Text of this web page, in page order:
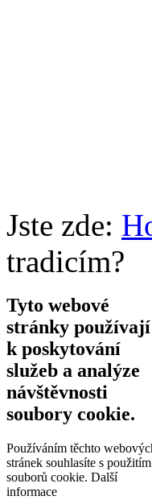
Jste zde:
tradicím?
Tyto webové
stránky používají
k poskytování
služeb a analýze
návštěvnosti
soubory cookie.
Používáním těchto
stránek souhlasíte s použitím
souborů cookie. Další
informace